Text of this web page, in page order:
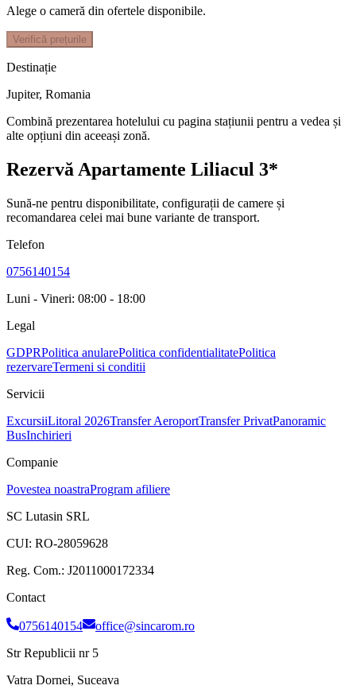
Alege o cameră din ofertele disponibile.
Verifică prețurile
Destinație
Jupiter, Romania
Combină prezentarea hotelului cu pagina stațiunii pentru a vedea și
alte opțiuni din aceeași zonă.
Rezervă Apartamente Liliacul 3*
Sună-ne pentru disponibilitate, configurații de camere și
recomandarea celei mai bune variante de transport.
Telefon
0756140154
Luni - Vineri: 08:00 - 18:00
Legal
GDPRPolitica anularePolitica confidentialitatePolitica
rezervareTermeni si conditii
Servicii
ExcursiiLitoral 2026Transfer AeroportTransfer PrivatPanoramic
BusInchirieri
Companie
Povestea noastraProgram afiliere
SC Lutasin SRL
CUI: RO-28059628
Reg. Com.: J2011000172334
Contact
0756140154
office@sincarom.ro
Str Republicii nr 5
Vatra Dornei, Suceava